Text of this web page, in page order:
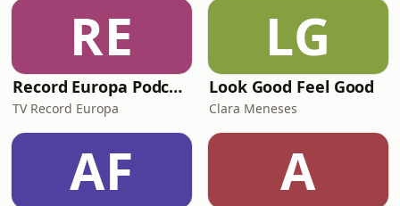
RE
Record Europa Podcast
TV Record Europa
LG
Look Good Feel Good
Clara Meneses
AF A